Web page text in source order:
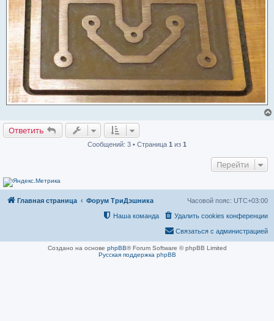
Ответить
Сообщений: 3 • Страница 1 из 1
Перейти
Главная страница Форум ТриДэшника Часовой пояс: UTC+03:00
Удалить cookies конференции
Наша команда
Связаться с администрацией
Создано на основе phpBB® Forum Software © phpBB Limited
Русская поддержка phpBB